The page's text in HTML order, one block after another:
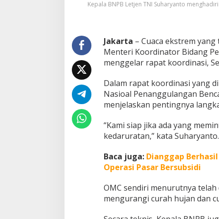
a
a
d
a
C
u
a
a
E
k
t
r
m
A
k
Kepala BNPB Letjen TNI Suharyanto
Jakarta – Cuaca ekstrem
Menteri Koordinator Bidang
menggelar rapat koordinasi,
Dalam rapat koordinasi yang
Nasioal Penanggulangan
menjelaskan pentingnya
“Kami siap jika ada yang
kedaruratan,” kata Suharyanto.
Baca juga: Dianggap
Operasi Pasar Bersubsidi
OMC sendiri menurutnya
mengurangi curah hujan dan